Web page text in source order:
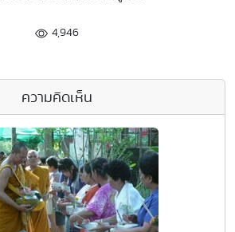
4,946
ความคิดเห็น